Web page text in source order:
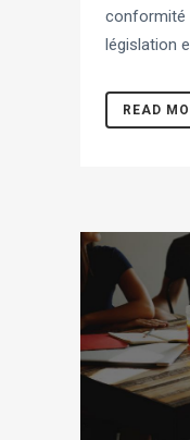
conformité
législation
READ